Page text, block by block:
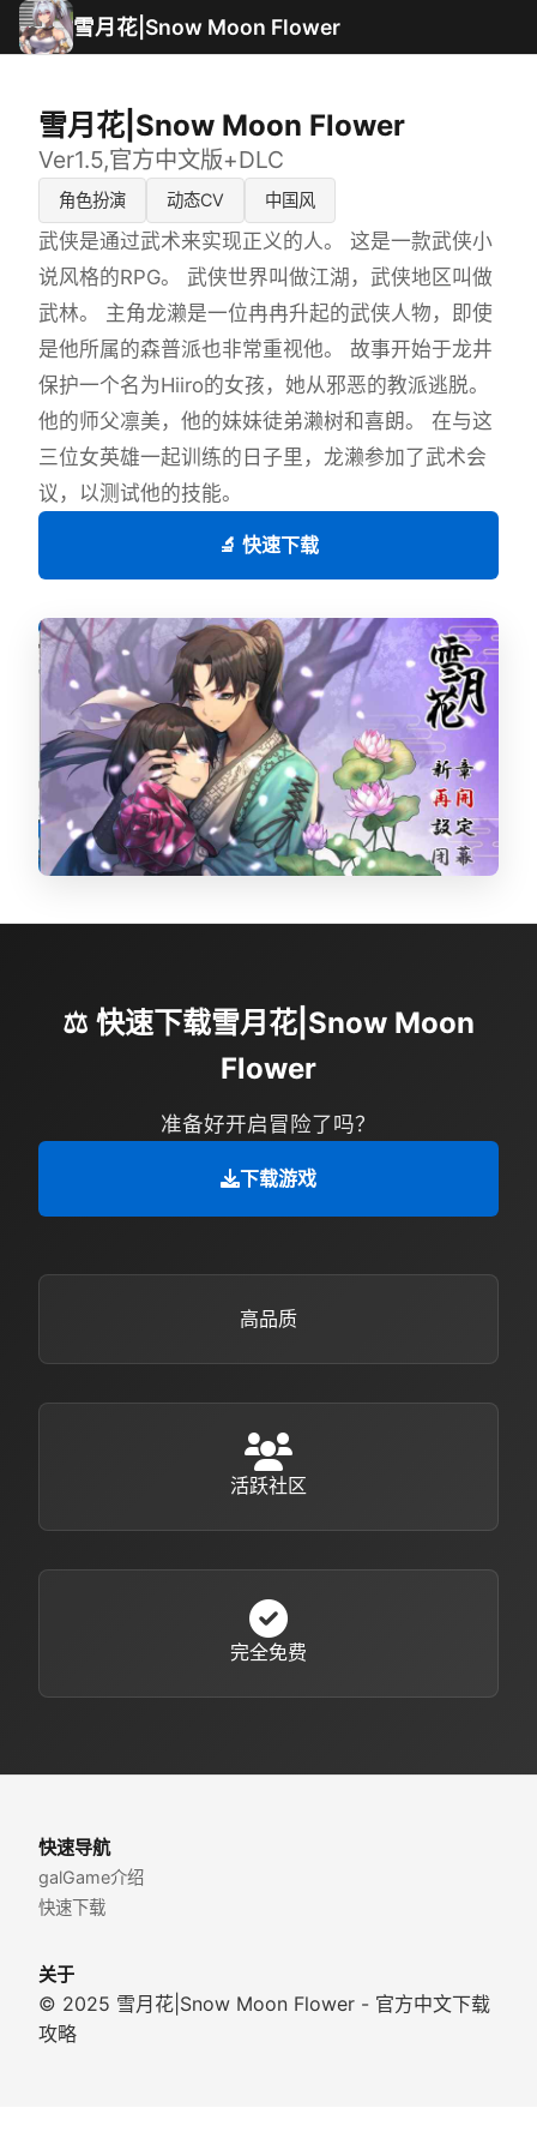
雪月花|Snow Moon Flower
雪月花|Snow Moon Flower
Ver1.5,官方中文版+DLC
角色扮演 动态CV 中国风
武侠是通过武术来实现正义的人。 这是一款武侠小
说风格的RPG。 武侠世界叫做江湖，武侠地区叫做
武林。 主角龙濑是一位冉冉升起的武侠人物，即使
是他所属的森普派也非常重视他。 故事开始于龙井
保护一个名为Hiiro的女孩，她从邪恶的教派逃脱。
他的师父凛美，他的妹妹徒弟濑树和喜朗。 在与这
三位女英雄一起训练的日子里，龙濑参加了武术会
议，以测试他的技能。
🔬 快速下载
⚖️ 快速下载雪月花|Snow Moon
Flower
准备好开启冒险了吗？
下载游戏
高品质
活跃社区
完全免费
快速导航
galGame介绍
快速下载
关于
© 2025 雪月花|Snow Moon Flower - 官方中文下载
攻略